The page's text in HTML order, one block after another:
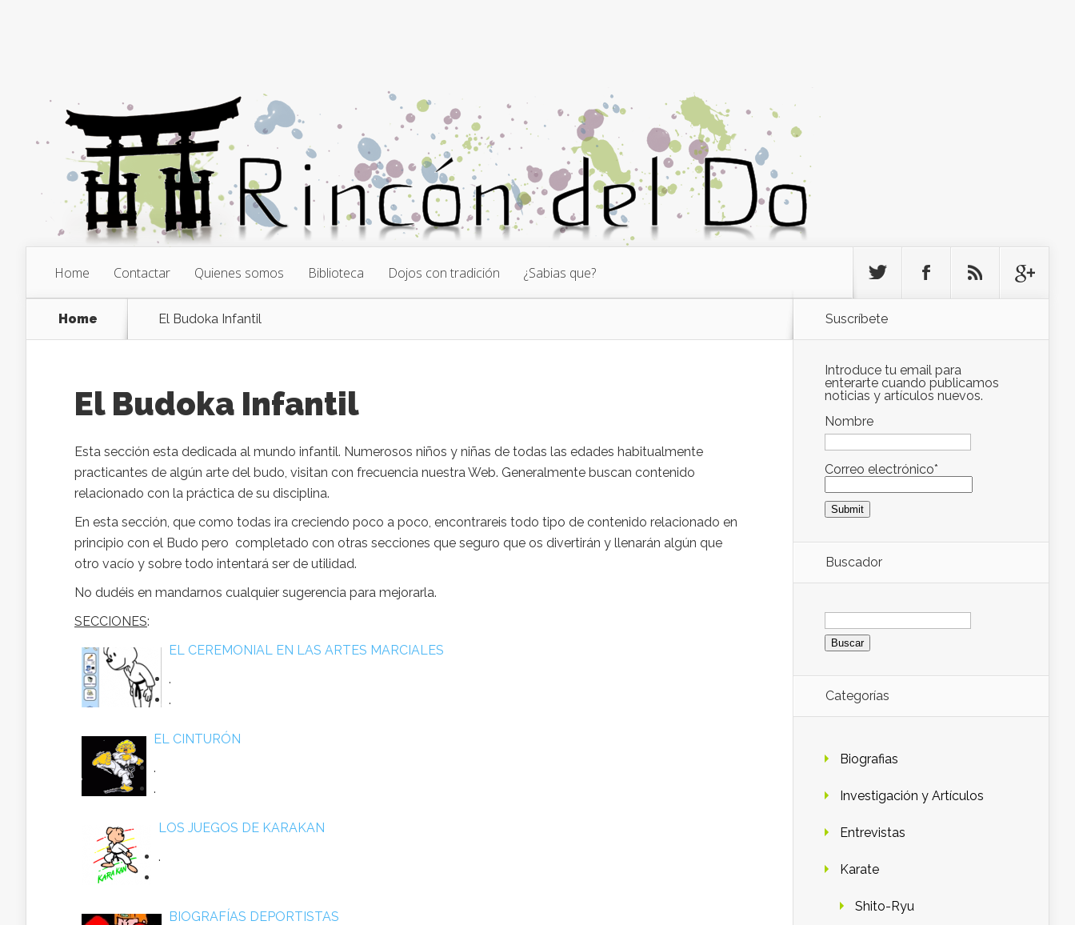
Home Contactar Quienes somos Biblioteca Dojos con tradición ¿Sabias que?
Home El Budoka Infantil
El Budoka Infantil
Esta sección esta dedicada al mundo infantil. Numerosos niños y niñas de todas las edades habitualmente
practicantes de algún arte del budo, visitan con frecuencia nuestra Web. Generalmente buscan contenido
relacionado con la práctica de su disciplina.
En esta sección, que como todas ira creciendo poco a poco, encontrareis todo tipo de contenido relacionado en
principio con el Budo pero completado con otras secciones que seguro que os divertirán y llenarán algún que
otro vacío y sobre todo intentará ser de utilidad.
No dudéis en mandarnos cualquier sugerencia para mejorarla.
SECCIONES:
EL CEREMONIAL EN LAS ARTES MARCIALES
.
.
EL CINTURÓN
.
.
LOS JUEGOS DE KARAKAN
.
BIOGRAFÍAS DEPORTISTAS
Suscríbete
Introduce tu email para
enterarte cuando publicamos
noticias y artículos nuevos.
Nombre
Correo electrónico*
Buscador
Buscar:
Categorías
Biografias
Investigación y Artículos
Entrevistas
Karate
Shito-Ryu